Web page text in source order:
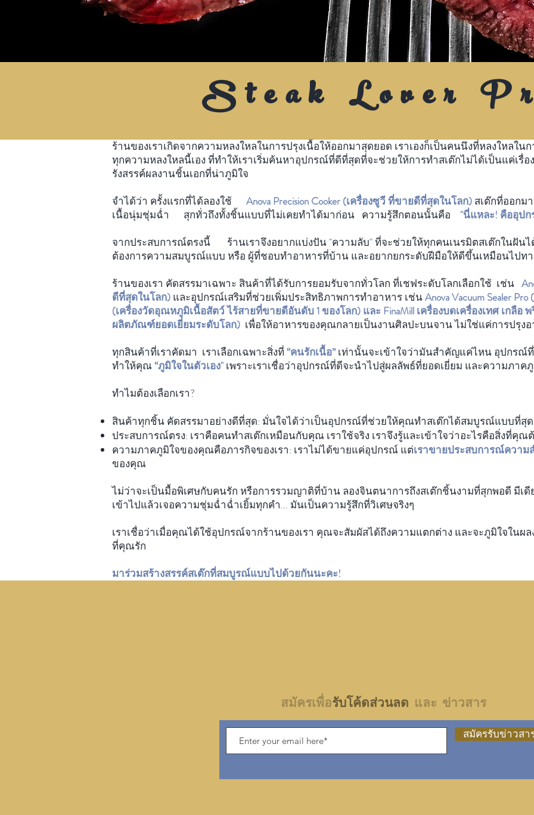
Steak Lover
ร้านของเราเกิดจากความหลงใหลในการปรุงเนื้อให้ออกมาสุดยอด เราเองก็เป็นคนนึงที่หลงให
ทุกความหลงใหลนี้เอง ที่ทำให้เราเริ่มค้นหาอุปกรณ์ที่ดีที่สุดที่จะช่วยให้การทำสเต๊กไม่ได้เป็นแค่เ
รังสรรค์ผลงานชิ้นเอกที่น่าภูมิใจ
จำได้ว่า ครั้งแรกที่ได้ลองใช้ Anova Precision Cooker (เครื่องซูวี ที่ขายดีที่สุดในโลก) สเต๊กที่ออกม
เนื้อนุ่มชุ่มฉ่ำ สุกทั่วถึงทั้งชิ้นแบบที่ไม่เคยทำได้มาก่อน ความรู้สึกตอนนั้นคือ
"นี่แหละ! คืออุป
จากประสบการณ์ตรงนี้ ร้านเราจึงอยากแบ่งปัน "ความลับ" ที่จะช่วยให้ทุกคนเนรมิตสเต๊กในฝัน
ต้องการความสมบูรณ์แบบ หรือ ผู้ที่ชอบทำอาหารที่บ้าน และอยากยกระดับฝีมือให้ดีขึ้นเหมือนไปท
ร้านของเรา คัดสรรมาเฉพาะ สินค้าที่ได้รับการยอมรับจากทั่วโลก ที่เชฟระดับโลกเลือกใช้ เช่น
ดีที่สุดในโลก) และอุปกรณ์เสริมที่ช่วยเพิ่มประสิทธิภาพการทำอาหาร เช่นAnova Vacuum Sealer
(เครื่องวัดอุณหภูมิเนื้อสัตว์ ไร้สายที่ขายดีอันดับ 1 ของโลก) และ FinaMill เครื่องบดเครื่องเทศ เกลือ
ผลิตภัณฑ์ยอดเยี่ยมระดับโลก) เพื่อให้อาหารของคุณกลายเป็นงานศิลปะบนจาน ไม่ใช่แค่การปรุง
ทุกสินค้าที่เราคัดมา เราเลือกเฉพาะสิ่งที่ “คนรักเนื้อ”เท่านั้นจะเข้าใจว่ามันสำคัญแค่ไหน อุปกรณ์
ทำให้คุณ “ภูมิใจในตัวเอง" เพราะเราเชื่อว่าอุปกรณ์ที่ดีจะนำไปสู่ผลลัพธ์ที่ยอดเยี่ยม และความภาค
ทำไมต้องเลือกเรา?
สินค้าทุกชิ้น คัดสรรมาอย่างดีที่สุด: มั่นใจได้ว่าเป็นอุปกรณ์ที่ช่วยให้คุณทำสเต๊กได้สมบูรณ์แบบที่สุ
ประสบการณ์ตรง: เราคือคนทำสเต๊กเหมือนกับคุณ เราใช้จริง เราจึงรู้และเข้าใจว่าอะไรคือสิ่งที่คุณ
ความภาคภูมิใจของคุณคือภารกิจของเรา: เราไม่ได้ขายแค่อุปกรณ์ แต่เราขายประสบการณ์ความ
ของคุณ
ไม่ว่าจะเป็นมื้อพิเศษกับคนรัก หรือการรวมญาติที่บ้าน ลองจินตนาการถึงสเต๊กชิ้นงามที่สุกพอดี มี
เข้าไปแล้วเจอความชุ่มฉ่ำฉ่ำเยิ้มทุกคำ... มันเป็นความรู้สึกที่วิเศษจริงๆ
เราเชื่อว่าเมื่อคุณได้ใช้อุปกรณ์จากร้านของเรา คุณจะสัมผัสได้ถึงความแตกต่าง และจะภูมิใจในผ
ที่คุณรัก
มาร่วมสร้างสรรค์สเต๊กที่สมบูรณ์แบบไปด้วยกันนะคะ!
สมัครเพื่อรับโค้ดส่วนลด และ ข่าวสาร
สมัครรับข่าวสา